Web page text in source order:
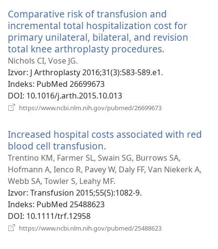
prozor)
Comparative risk of transfusion and
incremental total hospitalization cost for
primary unilateral, bilateral, and revision
total knee arthroplasty procedures.
Nichols CI, Vose JG.
Izvor‎: J Arthroplasty 2016;31(3):583-589.e1.
Indeks‎: PubMed 26699673
DOI‎: 10.1016/j.arth.2015.10.013
https://www.ncbi.nlm.nih.gov/pubmed/26699673
prozor)
Increased hospital costs associated with red
blood cell transfusion.
se
novi
prozor)
Trentino KM, Farmer SL, Swain SG, Burrows SA,
Hofmann A, Ienco R, Pavey W, Daly FF, Van Niekerk A,
Webb SA, Towler S, Leahy MF.
Izvor‎: Transfusion 2015;55(5):1082-9.
Indeks‎: PubMed 25488623
DOI‎: 10.1111/trf.12958
https://www.ncbi.nlm.nih.gov/pubmed/25488623